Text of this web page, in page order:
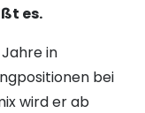
es.
in
bei
wird er ab